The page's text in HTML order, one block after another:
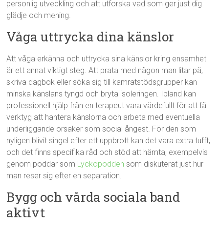
personlig utveckling och att utforska vad som ger just dig
glädje och mening.
Våga uttrycka dina känslor
Att våga erkänna och uttrycka sina känslor kring ensamhet
är ett annat viktigt steg. Att prata med någon man litar på,
skriva dagbok eller söka sig till kamratstödsgrupper kan
minska känslans tyngd och bryta isoleringen. Ibland kan
professionell hjälp från en terapeut vara värdefullt för att få
verktyg att hantera känslorna och arbeta med eventuella
underliggande orsaker som social ångest. För den som
nyligen blivit singel efter ett uppbrott kan det vara extra tufft,
och det finns specifika råd och stöd att hämta, exempelvis
genom poddar som Lyckopodden som diskuterat just hur
man reser sig efter en separation.
Bygg och vårda sociala band
aktivt